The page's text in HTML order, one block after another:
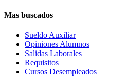
Mas buscados
Sueldo Auxiliar
Opiniones Alumnos
Salidas Laborales
Requisitos
Cursos Desempleados